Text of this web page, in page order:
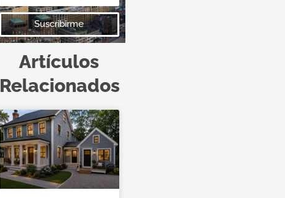
Suscribirme
Artículos
Relacionados